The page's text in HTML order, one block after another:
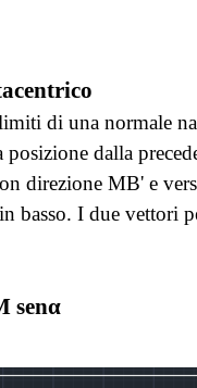
di una normale
dalla
direzione MB' e
basso. I due vettori
senα